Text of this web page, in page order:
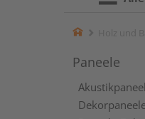
Home
Paneele